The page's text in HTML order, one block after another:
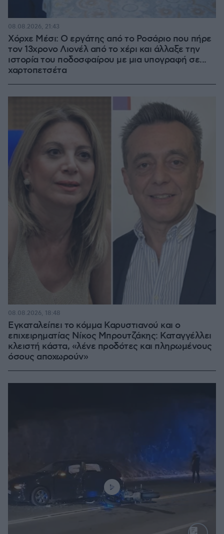
Χόρχε Μέσι: Ο εργάτης από το Ροσάριο που πήρε
τον 13χρονο Λιονέλ από το χέρι και άλλαξε την
ιστορία του ποδοσφαίρου με μια υπογραφή σε...
χαρτοπετσέτα
08.08.2026, 21:43
Εγκαταλείπει το κόμμα Καρυστιανού και ο
επιχειρηματίας Νίκος Μπρουτζάκης: Καταγγέλλει
κλειστή κάστα, «λένε προδότες και πληρωμένους
όσους αποχωρούν»
08.08.2026, 18:48